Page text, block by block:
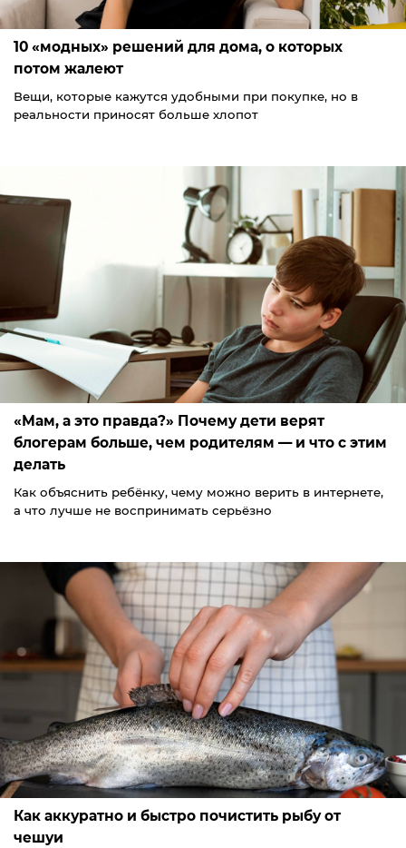
10 «модных» решений для дома, о которых
потом жалеют
Вещи, которые кажутся удобными при покупке, но в
реальности приносят больше хлопот
«Мам, а это правда?» Почему дети верят
блогерам больше, чем родителям — и что с этим
делать
Как объяснить ребёнку, чему можно верить в интернете,
а что лучше не воспринимать серьёзно
Как аккуратно и быстро почистить рыбу от
чешуи